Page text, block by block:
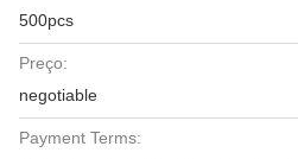
500pcs
Preço:
negotiable
Payment Terms: